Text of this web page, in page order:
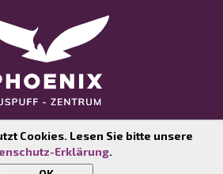
Cookies. Lesen Sie bitte unsere
Erklärung.